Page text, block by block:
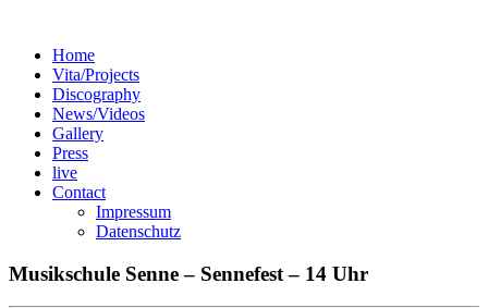
Home
Vita/Projects
Discography
News/Videos
Gallery
Press
live
Contact
Impressum
Datenschutz
Musikschule Senne – Sennefest – 14 Uhr